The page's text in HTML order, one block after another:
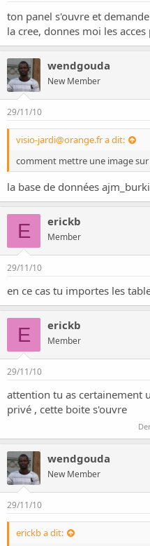
ton panel s'ouvre et
la cree, donnes moi les
wendgouda
New Member
29/11/10
visio-jardi@orange.fra dit:
comment mettre une image
la base de données
E erickb
Member
29/11/10
en ce cas tu importes les
E erickb
Member
29/11/10
attention tu as certainement
privé , cette boite s'ouvre
wendgouda
New Member
29/11/10
erickb a dit: